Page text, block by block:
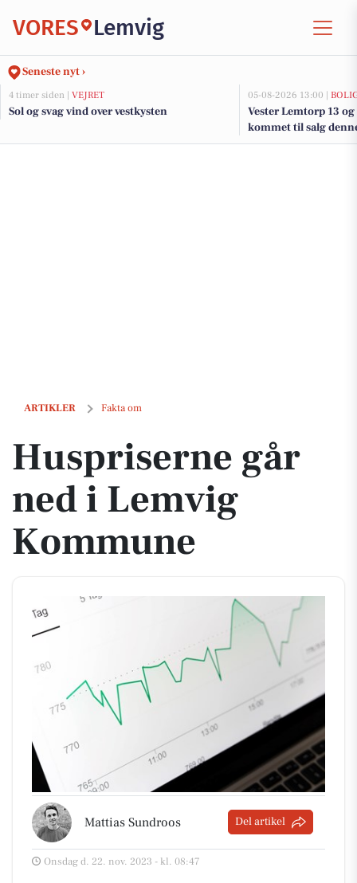
VORES Lemvig
Seneste nyt ›
4 timer siden | VEJRET
Sol og svag vind over vestkysten
05-08-2026 13:00 |
Vester Lemtorp 13
kommet til salg
boligerne her.
ARTIKLER Fakta om
Huspriserne går ned i Lemvig Kommune
Huspriserne går
ned i Lemvig
Kommune
Mattias Sundroos Del artikel
Onsdag d. 22. nov. 2023 - kl. 08:47